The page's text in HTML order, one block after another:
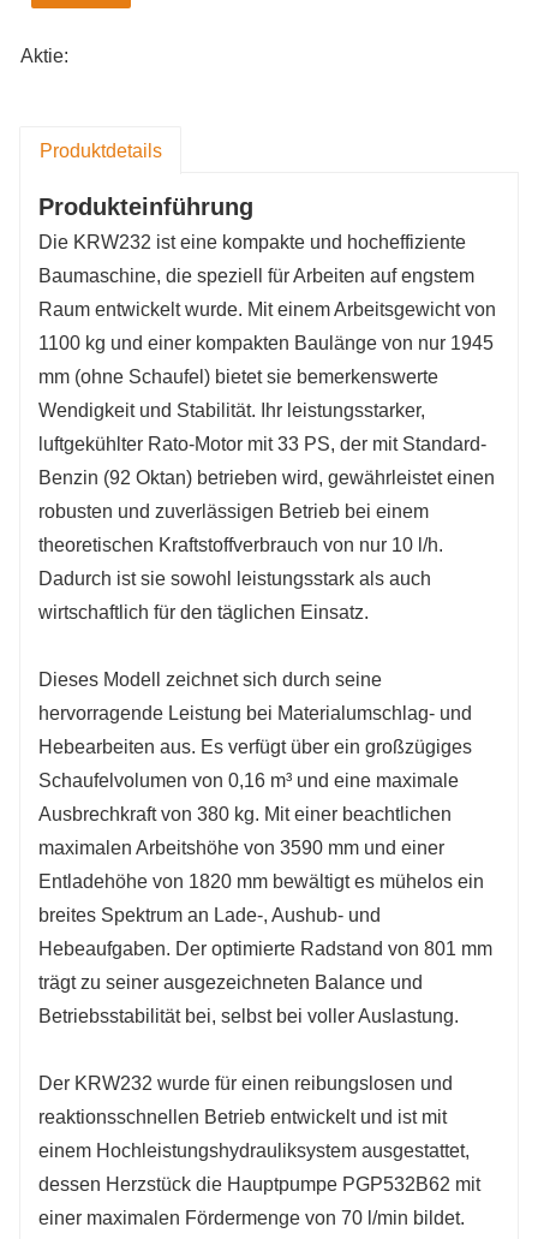
Güteklasse 92.
Hervorragende Tragfähigkeit:
mm, wodurch es auch schwierige Materialien
kann.
Aktie:
Produktdetails
Produkteinführung
Die KRW232 ist eine kompakte und hocheffiziente
Baumaschine, die speziell für Arbeiten auf engstem
Raum entwickelt wurde. Mit einem Arbeitsgewicht von
1100 kg und einer kompakten Baulänge von nur 1945
mm (ohne Schaufel) bietet sie bemerkenswerte
Wendigkeit und Stabilität. Ihr leistungsstarker,
luftgekühlter Rato-Motor mit 33 PS, der mit Standard-
Benzin (92 Oktan) betrieben wird, gewährleistet einen
robusten und zuverlässigen Betrieb bei einem
theoretischen Kraftstoffverbrauch von nur 10 l/h.
Dadurch ist sie sowohl leistungsstark als auch
wirtschaftlich für den täglichen Einsatz.
Dieses Modell zeichnet sich durch seine
hervorragende Leistung bei Materialumschlag- und
Hebearbeiten aus. Es verfügt über ein großzügiges
Schaufelvolumen von 0,16 m³ und eine maximale
Ausbrechkraft von 380 kg. Mit einer beachtlichen
maximalen Arbeitshöhe von 3590 mm und einer
Entladehöhe von 1820 mm bewältigt es mühelos ein
breites Spektrum an Lade-, Aushub- und
Hebeaufgaben. Der optimierte Radstand von 801 mm
trägt zu seiner ausgezeichneten Balance und
Betriebsstabilität bei, selbst bei voller Auslastung.
Der KRW232 wurde für einen reibungslosen und
reaktionsschnellen Betrieb entwickelt und ist mit
einem Hochleistungshydrauliksystem ausgestattet,
dessen Herzstück die Hauptpumpe PGP532B62 mit
einer maximalen Fördermenge von 70 l/min bildet.